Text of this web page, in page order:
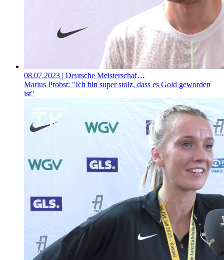
08.07.2023 | Deutsche Meisterschaf…
Marius Probst: "Ich bin super stolz, dass es Gold geworden
ist"